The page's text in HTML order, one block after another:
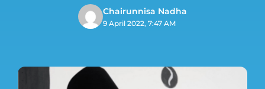
Chairunnisa Nadha
9 April 2022, 7:47 AM